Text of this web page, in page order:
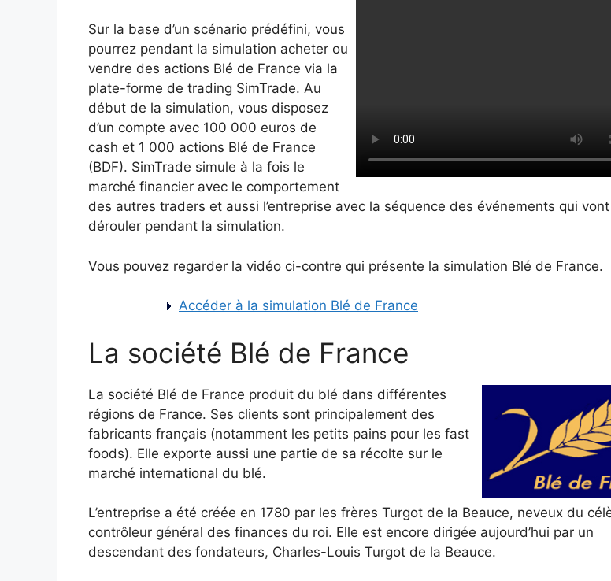
Sur la base d’un scénario prédéfini, vous
pourrez pendant la simulation acheter ou
vendre des actions Blé de France via la
plate-forme de trading SimTrade. Au
début de la simulation, vous disposez
d’un compte avec 100 000 euros de
cash et 1 000 actions Blé de France
(BDF). SimTrade simule à la fois le
marché financier avec le comportement
des autres traders et aussi l’entreprise avec la séquence des événements qui
dérouler pendant la simulation.
Vous pouvez regarder la vidéo ci-contre qui présente la simulation Blé de France.
Accéder à la simulation Blé de France
La société Blé de France
La société Blé de France produit du blé dans différentes
régions de France. Ses clients sont principalement des
fabricants français (notamment les petits pains pour les fast
foods). Elle exporte aussi une partie de sa récolte sur le
marché international du blé.
L’entreprise a été créée en 1780 par les frères Turgot de la Beauce, neveux du
contrôleur général des finances du roi. Elle est encore dirigée aujourd’hui par un
descendant des fondateurs, Charles-Louis Turgot de la Beauce.